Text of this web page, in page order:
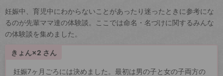
妊娠中、育児中にわからないことがあったり迷ったときに参考にな
るのが先輩ママ達の体験談。ここでは命名・名づけに関するみんな
の体験談を集めました。
きょん×2 さん
妊娠7ヶ月ごろには決めました。最初は男の子と女の子両方の